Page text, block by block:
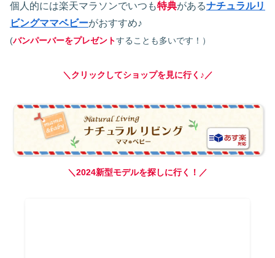
個人的には楽天マラソンでいつも特典があるナチュラルリ
ビングママベビーがおすすめ♪
(バンパーバーをプレゼントすることも多いです！）
＼クリックしてショップを見に行く♪／
＼2024新型モデルを探しに行く！／